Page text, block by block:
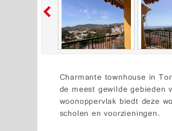
Charmante townhouse in
de meest gewilde gebieden
woonoppervlak biedt deze
scholen en voorzieningen.